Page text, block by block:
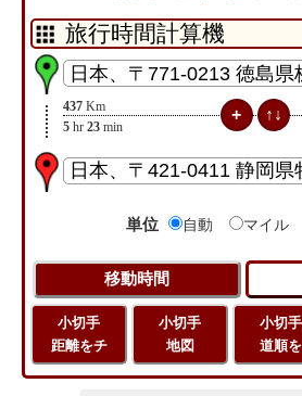
437 Km
5 hr 23 min
単位 自動 マイル
小切手
距離をチ
小切手
地図
小切手
道順を